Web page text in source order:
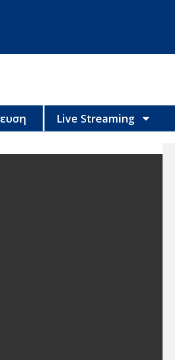
Live Streaming